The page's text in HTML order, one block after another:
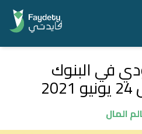
في البنوك
المال